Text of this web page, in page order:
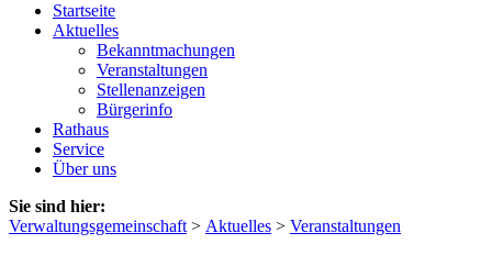
Startseite
Aktuelles
Bekanntmachungen
Veranstaltungen
Stellenanzeigen
Bürgerinfo
Rathaus
Service
Über uns
Sie sind hier:
Verwaltungsgemeinschaft > Aktuelles > Veranstaltungen